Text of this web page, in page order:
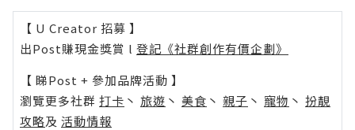
【 U Creator 招募 】
出Post賺現金獎賞 l 登記《社群創作有價企劃》
【 睇Post + 參加品牌活動 】
瀏覽更多社群 打卡 丶 旅遊 丶 美食 丶 親子 丶 寵物 丶 扮靚
攻略及 活動情報